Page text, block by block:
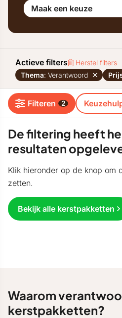
Maak een keuze
Actieve filters
Herstel filters
Thema: Verantwoord
Filteren 2
De filtering heeft
resultaten
Klik hieronder op de knop om
zetten.
Bekijk alle kerstpakketten
Waarom
kerstpakketten?